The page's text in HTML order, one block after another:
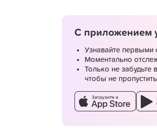
Самовывоз со
С приложением
Узнавайте первыми
Моментально
Только не
чтобы не